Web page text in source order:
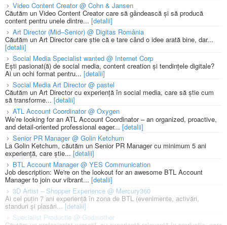
Video Content Creator @ Cohn & Jansen
Căutăm un Video Content Creator care să gândească și să producă
content pentru unele dintre... [detalii]
Art Director (Mid–Senior) @ Digitas România
Căutăm un Art Director care știe că e tare când o idee arată bine, dar...
[detalii]
Social Media Specialist wanted @ Internet Corp
Ești pasionat(ă) de social media, content creation și tendințele digitale?
Ai un ochi format pentru... [detalii]
Social Media Art Director @ pastel
Căutăm un Art Director cu experiență în social media, care să știe cum
să transforme... [detalii]
ATL Account Coordinator @ Oxygen
We’re looking for an ATL Account Coordinator – an organized, proactive,
and detail-oriented professional eager... [detalii]
Senior PR Manager @ Golin Ketchum
La Golin Ketchum, căutăm un Senior PR Manager cu minimum 5 ani
experiență, care știe... [detalii]
BTL Account Manager @ YES Communication
Job description: We're on the lookout for an awesome BTL Account
Manager to join our vibrant... [detalii]
3D Artist – Shopper Experience @ Mercury360
Ai cel puțin 7 ani experiență în zona de BTL (evenimente, activări,
standuri și plasări...[detalii]
Specialist Productie @ Godmother